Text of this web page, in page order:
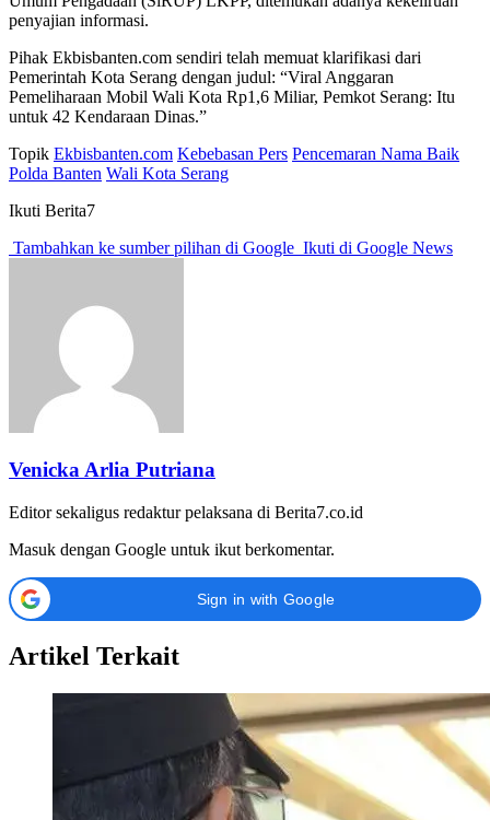
penyajian informasi.
Pihak Ekbisbanten.com sendiri telah memuat klarifikasi dari
Pemerintah Kota Serang dengan judul: “Viral Anggaran
Pemeliharaan Mobil Wali Kota Rp1,6 Miliar, Pemkot Serang: Itu
untuk 42 Kendaraan Dinas.”
Topik Ekbisbanten.com Kebebasan Pers Pencemaran Nama Baik
Polda Banten Wali Kota Serang
Ikuti Berita7
Tambahkan ke sumber pilihan di Google Ikuti di Google News
Venicka Arlia Putriana
Editor sekaligus redaktur pelaksana di Berita7.co.id
Masuk dengan Google untuk ikut berkomentar.
Sign in with Google
Artikel Terkait